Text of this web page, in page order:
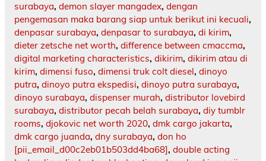
surabaya, demon slayer mangadex, dengan
pengemasan maka barang siap untuk berikut ini kecuali,
denpasar surabaya, denpasar to surabaya, di kirim,
dieter zetsche net worth, difference between cmaccma,
digital marketing characteristics, dikirim, dikirim atau di
kirim, dimensi fuso, dimensi truk colt diesel, dinoyo
putra, dinoyo putra ekspedisi, dinoyo putra surabaya,
dinoyo surabaya, dispenser murah, distributor lovebird
surabaya, distributor pecah belah surabaya, diy tumblr
rooms, djokovic net worth 2020, dmk cargo jakarta,
dmk cargo juanda, dny surabaya, don ho
[pii_email_d00c2eb01b503dd4ba68], double acting